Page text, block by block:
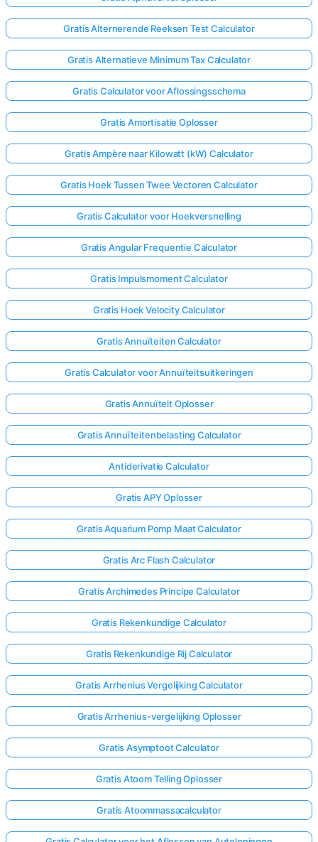
Gratis Alternerende Reeksen Test Calculator
Gratis Alternatieve Minimum Tax Calculator
Gratis Calculator voor Aflossingsschema
Gratis Amortisatie Oplosser
Gratis Ampère naar Kilowatt (kW) Calculator
Gratis Hoek Tussen Twee Vectoren Calculator
Gratis Calculator voor Hoekversnelling
Gratis Angular Frequentie Calculator
Gratis Impulsmoment Calculator
Gratis Hoek Velocity Calculator
Gratis Annuïteiten Calculator
Gratis Calculator voor Annuïteitsuitkeringen
Gratis Annuïteit Oplosser
Gratis Annuïteitenbelasting Calculator
Antiderivatie Calculator
Gratis APY Oplosser
Gratis Aquarium Pomp Maat Calculator
Gratis Arc Flash Calculator
Gratis Archimedes Principe Calculator
Gratis Rekenkundige Calculator
Gratis Rekenkundige Rij Calculator
Gratis Arrhenius Vergelijking Calculator
Gratis Arrhenius-vergelijking Oplosser
Gratis Asymptoot Calculator
Gratis Atoom Telling Oplosser
Gratis Atoommassacalculator